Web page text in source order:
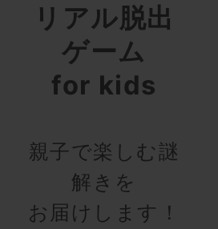
リアル脱出
ゲーム
for kids
親子で楽しむ謎
解きを
お届けします！